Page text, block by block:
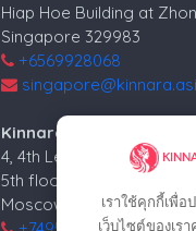
เราใช้คุกกี้เพื่
เว็บไซต์ของเร
Hiap Hoe Building at
Singapore 329983
+6569928068
Kinnara Limited - Russia
4, 4th Lesnoy per.
5th floor
Moscow, 125047, Russia.